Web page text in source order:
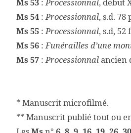
Ms 53 :Processionnal, début
Ms 54 :Processionnal, s.d. 78
Ms 55 :Processionnal, s.d,
Ms 56 :Funérailles d’une
Ms 57 :Processionnalancien
* Manuscrit microfilmé.
** Manuscrit publié tout ou